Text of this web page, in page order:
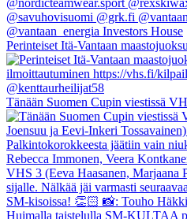
Perinteiset Itä-Vantaan
Tänään Suomen Cupin viestissä
Huimalla taistelulla SM-KULTAA